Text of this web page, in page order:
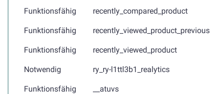
Funktionsfähig recently_compared_product
Funktionsfähig recently_viewed_product_previous
Funktionsfähig recently_viewed_product
Notwendig ry_ry-l1ttl3b1_realytics
Funktionsfähig __atuvs